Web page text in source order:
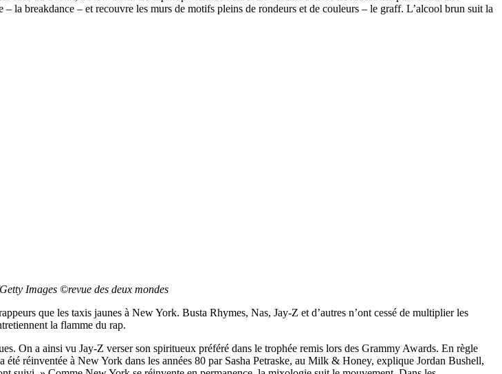
– la breakdance – et recouvre les murs de motifs pleins de rondeurs et de couleurs – le graff. L’alcool brun suit la
Images ©revue des deux mondes
que les taxis jaunes à New York. Busta Rhymes, Nas, Jay-Z et d’autres n’ont cessé de multiplier les
la flamme du rap.
On a ainsi vu Jay-Z verser son spiritueux préféré dans le trophée remis lors des Grammy Awards. En règle
réinventée à New York dans les années 80 par Sasha Petraske, au Milk & Honey, explique Jordan Bushell,